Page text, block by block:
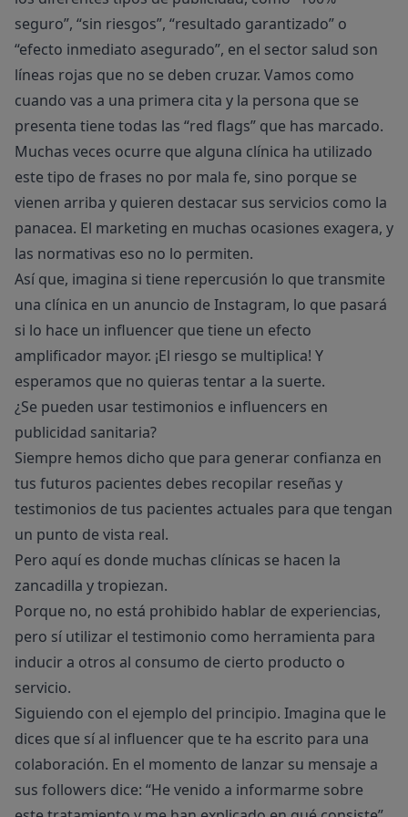
seguro”, “sin riesgos”, “resultado garantizado” o
“efecto inmediato asegurado”, en el sector salud son
líneas rojas que no se deben cruzar. Vamos como
cuando vas a una primera cita y la persona que se
presenta tiene todas las “red flags” que has marcado.
Muchas veces ocurre que alguna clínica ha utilizado
este tipo de frases no por mala fe, sino porque se
vienen arriba y quieren destacar sus servicios como la
panacea. El marketing en muchas ocasiones exagera, y
las normativas eso no lo permiten.
Así que, imagina si tiene repercusión lo que transmite
una clínica en un anuncio de Instagram, lo que pasará
si lo hace un influencer que tiene un efecto
amplificador mayor. ¡El riesgo se multiplica! Y
esperamos que no quieras tentar a la suerte.
¿Se pueden usar testimonios e influencers en
publicidad sanitaria?
Siempre hemos dicho que para generar confianza en
tus futuros pacientes debes recopilar reseñas y
testimonios de tus pacientes actuales para que tengan
un punto de vista real.
Pero aquí es donde muchas clínicas se hacen la
zancadilla y tropiezan.
Porque no, no está prohibido hablar de experiencias,
pero sí utilizar el testimonio como herramienta para
inducir a otros al consumo de cierto producto o
servicio.
Siguiendo con el ejemplo del principio. Imagina que le
dices que sí al influencer que te ha escrito para una
colaboración. En el momento de lanzar su mensaje a
sus followers dice: “He venido a informarme sobre